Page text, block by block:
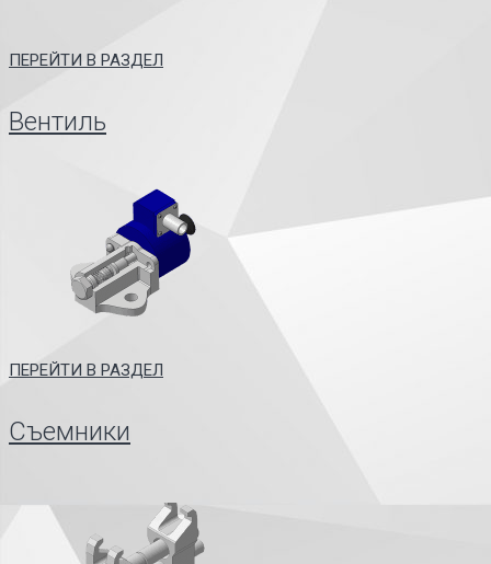
ПЕРЕЙТИ В РАЗДЕЛ
Вентиль
ПЕРЕЙТИ В РАЗДЕЛ
Съемники